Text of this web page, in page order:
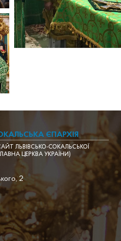
ЄПАРХІЯ
ЛЬВІВСЬКО-СОКАЛЬСЬКОЇ
ЦЕРКВА УКРАЇНИ)
2